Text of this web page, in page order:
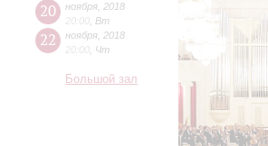
20 ноября 2018
20:00 Вт
22 ноября 2018
20:00 Чт
Большой зал